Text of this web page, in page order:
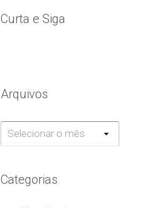
Curta e Siga
Arquivos
Arquivos
Categorias